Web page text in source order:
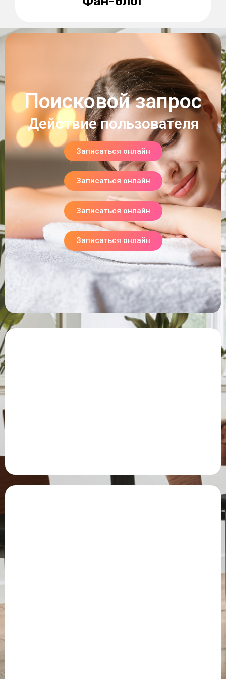
Поисковой запрос
Действие пользователя
Записаться онлайн
Записаться онлайн
Записаться онлайн
Записаться онлайн